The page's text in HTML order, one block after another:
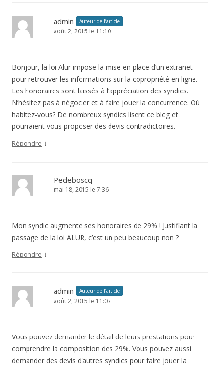
admin Auteur de l’article
août 2, 2015 le 11:10
Bonjour, la loi Alur impose la mise en place d’un extranet
pour retrouver les informations sur la copropriété en ligne.
Les honoraires sont laissés à l’appréciation des syndics.
N’hésitez pas à négocier et à faire jouer la concurrence. Où
habitez-vous? De nombreux syndics lisent ce blog et
pourraient vous proposer des devis contradictoires.
Répondre ↓
Pedeboscq
mai 18, 2015 le 7:36
Mon syndic augmente ses honoraires de 29% ! Justifiant la
passage de la loi ALUR, c’est un peu beaucoup non ?
Répondre ↓
admin Auteur de l’article
août 2, 2015 le 11:07
Vous pouvez demander le détail de leurs prestations pour
comprendre la composition des 29%. Vous pouvez aussi
demander des devis d’autres syndics pour faire jouer la